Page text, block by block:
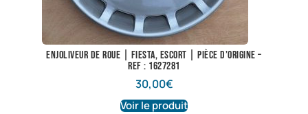
Enjoliveur de roue | Fiesta, Escort | Pièce d’origine –
Ref : 1627281
30,00€
Voir le produit